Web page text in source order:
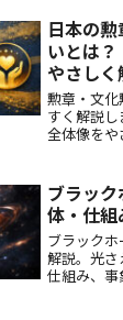
日本の
いとは
やさしく
勲章・文
すく解説
全体像を
紹介します
ブラッ
体・仕
ブラック
解説。光
仕組み、